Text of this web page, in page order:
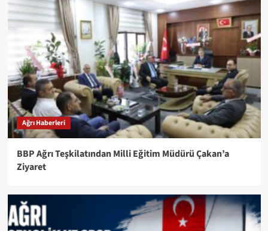
Ağrı Haberleri
BBP Ağrı Teşkilatından Milli Eğitim Müdürü Çakan’a
Ziyaret